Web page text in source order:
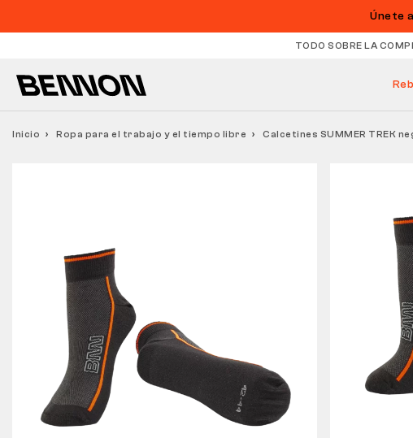
Únete
TODO SOBRE LA
Inicio Ropa para el trabajo y el tiempo libre Calcetines SUMMER TREK